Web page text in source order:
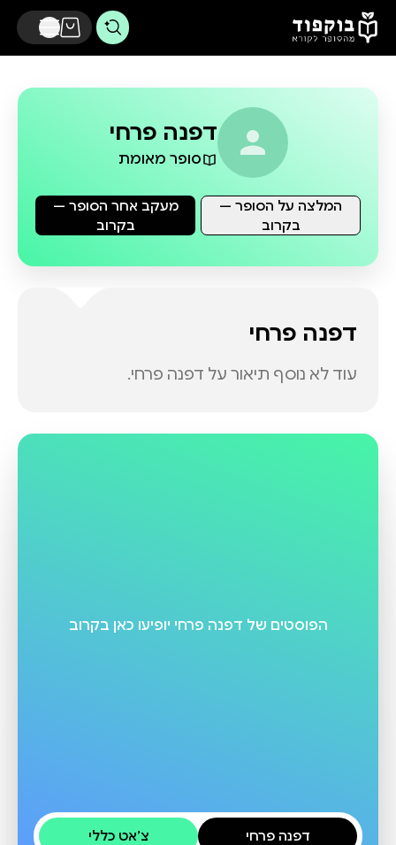
דלג לתוכן הראשי
דפנה פרחי
סופר מאומת
מעקב אחר הסופר —
בקרוב
המלצה על הסופר —
בקרוב
דפנה פרחי
עוד לא נוסף תיאור על דפנה פרחי.
הפוסטים של דפנה פרחי יופיעו כאן בקרוב
דפנה פרחי צ׳אט כללי